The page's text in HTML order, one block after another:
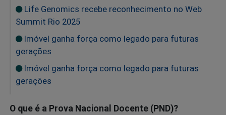
Life Genomics recebe reconhecimento no Web
Summit Rio 2025
Imóvel ganha força como legado para futuras
gerações
Imóvel ganha força como legado para futuras
gerações
O que é a Prova Nacional Docente (PND)?